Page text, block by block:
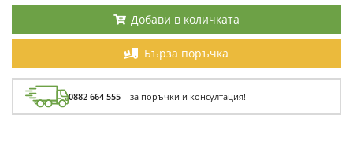
Добави в количката
Бърза поръчка
0882 664 555 – за поръчки и консултация!